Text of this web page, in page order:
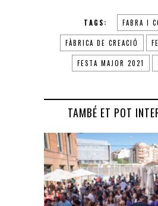
TAGS: FABRA I
FÀBRICA DE CREACIÓ
FESTA MAJOR 2021
TAMBÉ ET POT